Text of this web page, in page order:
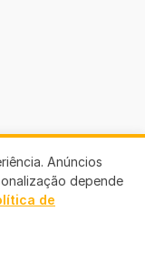
Anúncios
depende
de